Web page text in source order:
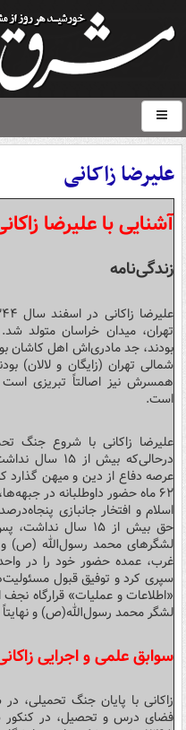
علیرضا زاکانی
آشنایی با علیرضا
زندگی‌نامه
تهران، میدان خراسان متولد
بودند، جد مادری‌اش اهل کاشان
شمالی تهران (زایگان و لالان)
همسرش نیز اصالتاً تبریزی
است.
علیرضا زاکانی با شروع جنگ
درحالی‌که
عرصه دفاع از دین و میهن گذارد
۶۲ ماه حضور داوطلبانه در
اسلام و افتخار جانبازی
حق بیش از ۱۵ سال
لشگرهای محمد رسول‌الله (ص) و
غرب، عمده حضور خود را در
سپری کرد و توفیق قبول
لشگر محمد رسول‌الله(ص) و
سوابق علمی و اجرایی
فضای درس و تحصیل، در